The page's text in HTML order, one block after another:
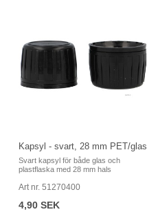
Kapsyl - svart, 28 mm PET/glas
Svart kapsyl för både glas och
plastflaska med 28 mm hals
Art nr. 51270400
4,90 SEK